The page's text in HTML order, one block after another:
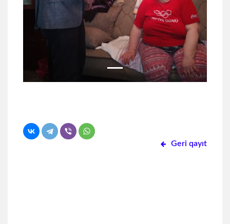
Geri qayıt